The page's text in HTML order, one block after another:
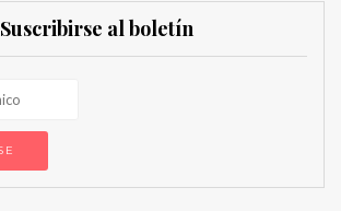
Suscribirse al boletín